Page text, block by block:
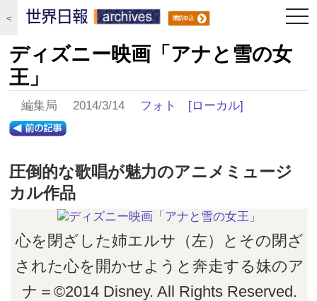
＜
ディズニー映画「アナと雪の女
王」
編集局 2014/3/14 フォト [ローカル]
圧倒的な歌唱が魅力のアニメミュージ
カル作品
心を閉ざした姉エルサ（左）とその閉ざ
された心を開かせようと奔走する妹のア
ナ＝©2014 Disney. All Rights Reserved.